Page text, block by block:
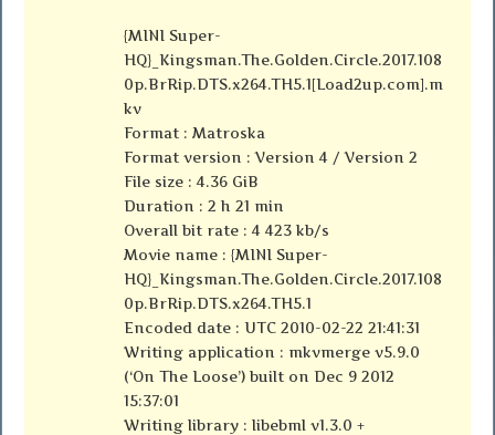
{MINI Super-
HQ}_Kingsman.The.Golden.Circle.2017.108
0p.BrRip.DTS.x264.TH5.1[Load2up.com].m
kv
Format : Matroska
Format version : Version 4 / Version 2
File size : 4.36 GiB
Duration : 2 h 21 min
Overall bit rate : 4 423 kb/s
Movie name : {MINI Super-
HQ}_Kingsman.The.Golden.Circle.2017.108
0p.BrRip.DTS.x264.TH5.1
Encoded date : UTC 2010-02-22 21:41:31
Writing application : mkvmerge v5.9.0
(‘On The Loose’) built on Dec 9 2012
15:37:01
Writing library : libebml v1.3.0 +